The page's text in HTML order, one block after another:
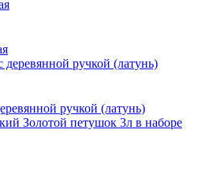
ручкой (латунь)